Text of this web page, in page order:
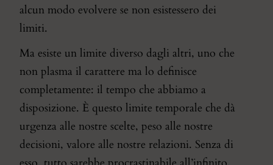
alcun modo evolvere se non esistessero dei
limiti.
Ma esiste un limite diverso dagli altri, uno che
non plasma il carattere ma lo definisce
completamente: il tempo che abbiamo a
disposizione. È questo limite temporale che dà
urgenza alle nostre scelte, peso alle nostre
decisioni, valore alle nostre relazioni. Senza di